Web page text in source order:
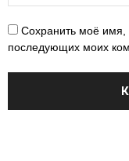
Сохранить моё имя,
последующих моих